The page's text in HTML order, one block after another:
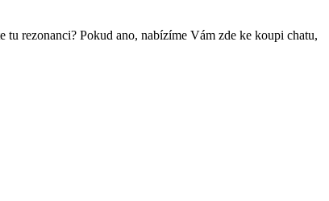
rezonanci? Pokud ano, nabízíme Vám zde ke koupi chatu,